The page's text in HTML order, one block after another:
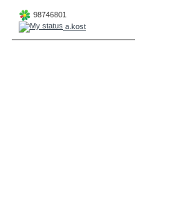
98746801
a.kost